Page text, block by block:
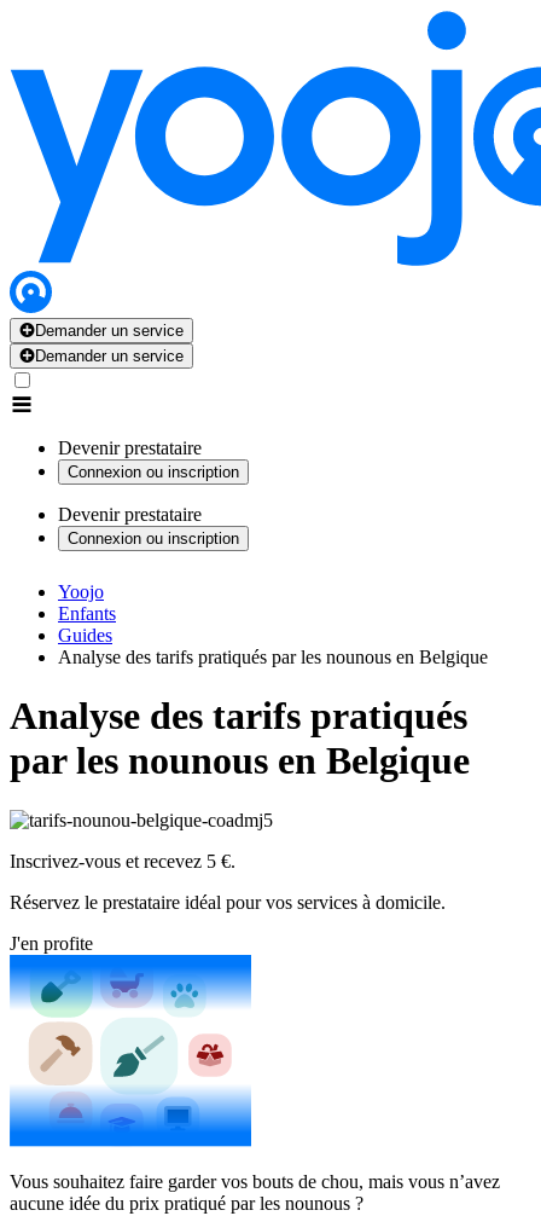
Demander un service
Demander un service
Devenir prestataire
Connexion ou inscription
Devenir prestataire
Connexion ou inscription
Yoojo
Enfants
Guides
Analyse des tarifs pratiqués par les nounous en Belgique
Analyse des tarifs pratiqués
par les nounous en Belgique
Inscrivez-vous et recevez 5 €.
Réservez le prestataire idéal pour vos services à domicile.
J'en profite
Vous souhaitez faire garder vos bouts de chou, mais vous n’avez
aucune idée du prix pratiqué par les nounous ?